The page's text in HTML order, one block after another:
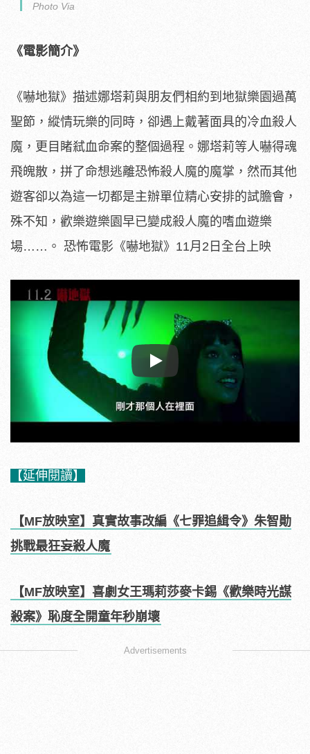
Photo Via
《電影簡介》
《嚇地獄》描述娜塔莉與朋友們相約到地獄樂園過萬
聖節， 縱情玩樂的同時，卻遇上戴著面具的冷血殺人
魔， 更目睹弒血命案的整個過程。娜塔莉等人嚇得魂
飛魄散， 拼了命想逃離恐怖殺人魔的魔掌， 然而其他
遊客卻以為這一切都是主辦單位精心安排的試膽會，
殊不知，歡樂遊樂園早已變成殺人魔的嗜血遊樂
場……。 恐怖電影《嚇地獄》11月2日全台上映
Play
【延伸閱讀】
【MF放映室】真實故事改編《七罪追緝令》朱智勛
挑戰最狂妄殺人魔
【MF放映室】喜劇女王瑪莉莎麥卡錫《歡樂時光謀
殺案》恥度全開童年秒崩壞
Advertisements